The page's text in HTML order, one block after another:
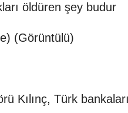
öldüren şey budur
(Görüntülü)
Kılınç, Türk